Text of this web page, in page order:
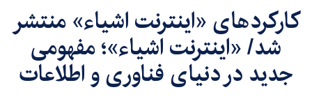
کارکردهای «اینترنت اشیاء» منتشر
شد/ «اینترنت اشیاء»؛ مفهومی
جدید در دنیای فناوری و اطلاعات